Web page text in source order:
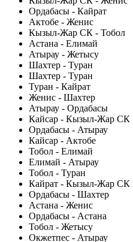
Ордабасы - Кайрат
Актобе - Женис
Кызыл-Жар СК - Тобол
Астана - Елимай
Атырау - Жетысу
Шахтер - Туран
Шахтер - Туран
Туран - Кайрат
Женис - Шахтер
Атырау - Ордабасы
Кайсар - Кызыл-Жар СК
Ордабасы - Атырау
Кайсар - Актобе
Тобол - Елимай
Елимай - Атырау
Тобол - Туран
Кайрат - Кызыл-Жар СК
Ордабасы - Шахтер
Астана - Женис
Ордабасы - Астана
Тобол - Жетысу
Окжетпес - Атырау